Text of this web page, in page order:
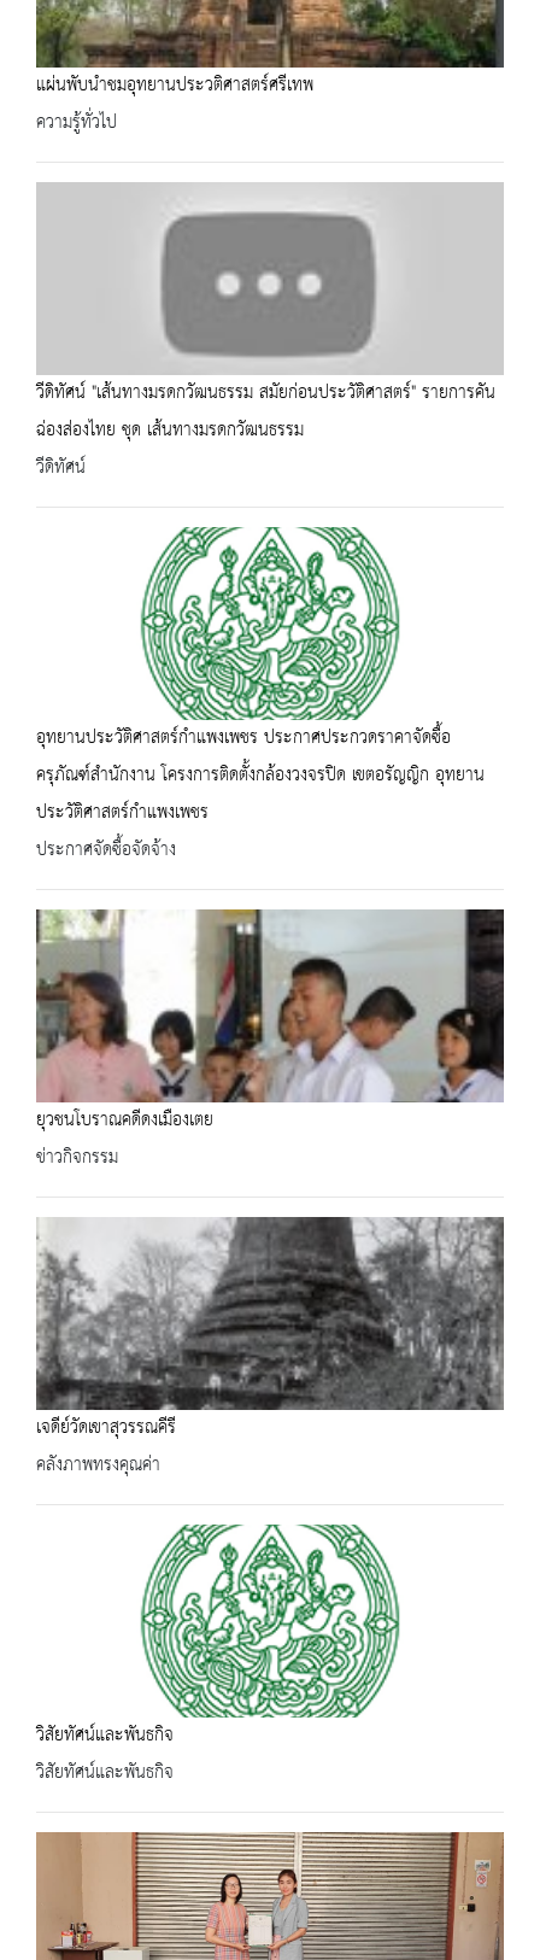
แผ่นพับนำชมอุทยานประวติศาสตร์ศรีเทพ
ความรู้ทั่วไป
วีดิทัศน์ "เส้นทางมรดกวัฒนธรรม สมัยก่อนประวัติศาสตร์" รายการคัน
ฉ่องส่องไทย ชุด เส้นทางมรดกวัฒนธรรม
วีดิทัศน์
อุทยานประวัติศาสตร์กำแพงเพชร ประกาศประกวดราคาจัดซื้อ
ครุภัณฑ์สำนักงาน โครงการติดตั้งกล้องวงจรปิด เขตอรัญญิก อุทยาน
ประวัติศาสตร์กำแพงเพชร
ประกาศจัดซื้อจัดจ้าง
ยุวชนโบราณคดีดงเมืองเตย
ข่าวกิจกรรม
เจดีย์วัดเขาสุวรรณคีรี
คลังภาพทรงคุณค่า
วิสัยทัศน์และพันธกิจ
วิสัยทัศน์และพันธกิจ